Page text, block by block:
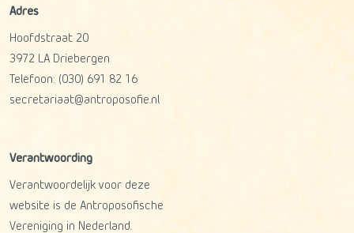
Adres
Hoofdstraat 20
3972 LA
Driebergen
Telefoon: (030) 691 82 16
secretariaat@antroposofie.nl
Verantwoording
Verantwoordelijk voor deze
website is de Antroposofische
Vereniging in Nederland.